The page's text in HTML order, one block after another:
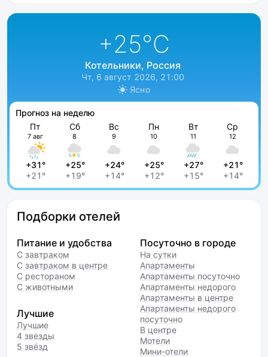
+25°C
Котельники, Россия
Чт, 6 август 2026, 21:00
Ясно
Прогноз на неделю
Пт
7 авг
+31°
+21°
Сб
8
+25°
+19°
Вс
9
+24°
+14°
Пн
10
+25°
+12°
Вт
11
+27°
+15°
Ср
12
+21°
+14°
Подборки отелей
Питание и удобства
С завтраком
С завтраком в центре
С рестораном
С животными
Лучшие
Лучшие
4 звезды
5 звёзд
Посуточно в городе
На сутки
Апартаменты
Апартаменты посуточно
Апартаменты недорого
Апартаменты в центре
Апартаменты недорого
посуточно
В центре
Мотели
Мини-отели